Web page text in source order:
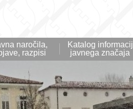
naročila,
razpisi
Katalog informacij
javnega značaja